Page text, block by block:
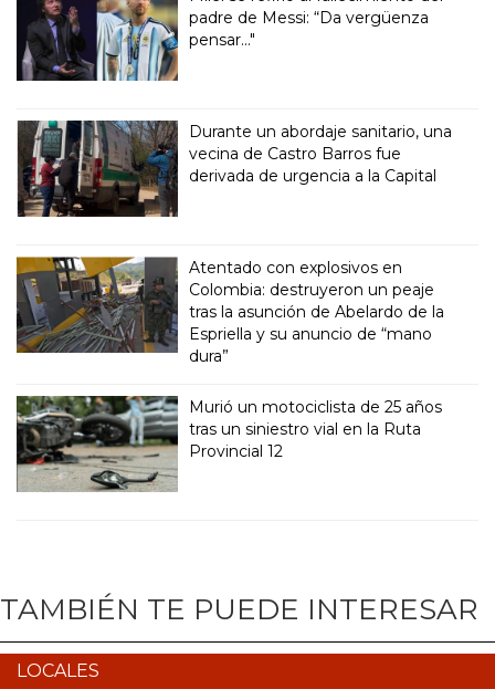
padre de Messi: “Da vergüenza
pensar..."
Durante un abordaje sanitario, una
vecina de Castro Barros fue
derivada de urgencia a la Capital
Atentado con explosivos en
Colombia: destruyeron un peaje
tras la asunción de Abelardo de la
Espriella y su anuncio de “mano
dura”
Murió un motociclista de 25 años
tras un siniestro vial en la Ruta
Provincial 12
TAMBIÉN TE PUEDE INTERESAR
LOCALES